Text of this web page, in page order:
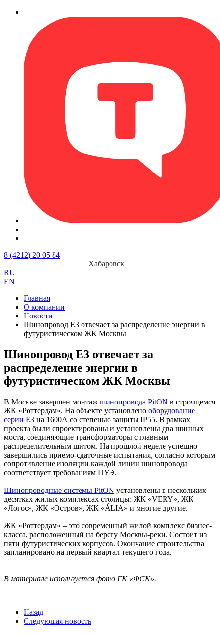
8 (4212) 20 05 84
Хабаровск
RU
EN
Главная
О компании
Новости
Шинопровод Е3 отвечает за распределение энергии в
футуристическом ЖК Москвы
Шинопровод Е3 отвечает за
распределение энергии в
футуристическом ЖК Москвы
В Москве завершен монтаж шинопровода PitON в строящемся
ЖК «Роттердам». На объекте установлено оборудование
серии Е3 на 1600А со степенью защиты IP55. В рамках
проекта были спроектированы и установлены два шинных
моста, соединяющие трансформаторы с главным
распределительным щитом. На прошлой неделе успешно
завершились приемо-сдаточные испытания, согласно которым
сопротивление изоляции каждой линии шинопровода
соответствует требованиям ПУЭ.
Шинопроводные системы PitON установлены в нескольких
десятках жилых комплексах столицы: ЖК «VERY», ЖК
«Логос», ЖК «Остров», ЖК «ÁLIA» и многие другие.
ЖК «Роттердам» – это современный жилой комплекс бизнес-
класса, расположенный на берегу Москвы-реки. Состоит из
пяти футуристических корпусов. Окончание строительства
запланировано на первый квартал текущего года.
В материале используется фото ГК «ФСК».
Назад
Следующая новость